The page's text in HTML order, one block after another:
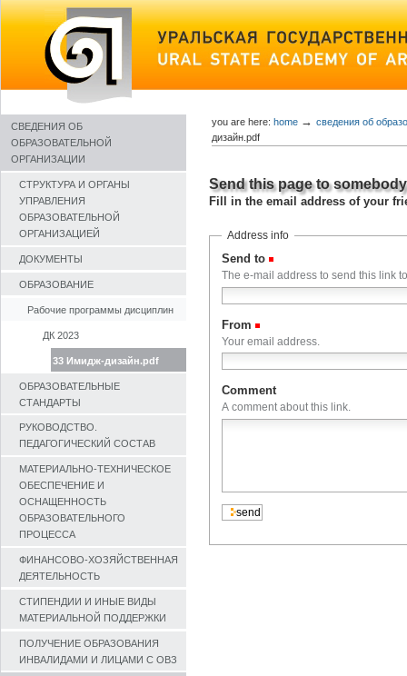
Skip
to
СВЕДЕНИЯ ОБ
ОБРАЗОВАТЕЛЬНОЙ
ОРГАНИЗАЦИИ
СТРУКТУРА И ОРГАНЫ
УПРАВЛЕНИЯ
ОБРАЗОВАТЕЛЬНОЙ
ОРГАНИЗАЦИЕЙ
ДОКУМЕНТЫ
ОБРАЗОВАНИЕ
Рабочие программы дисциплин
ДК 2023
33 Имидж-дизайн.pdf
ОБРАЗОВАТЕЛЬНЫЕ
СТАНДАРТЫ
РУКОВОДСТВО.
ПЕДАГОГИЧЕСКИЙ СОСТАВ
МАТЕРИАЛЬНО-ТЕХНИЧЕСКОЕ
ОБЕСПЕЧЕНИЕ И
ОСНАЩЕННОСТЬ
ОБРАЗОВАТЕЛЬНОГО
ПРОЦЕССА
ФИНАНСОВО-ХОЗЯЙСТВЕННАЯ
ДЕЯТЕЛЬНОСТЬ
СТИПЕНДИИ И ИНЫЕ ВИДЫ
МАТЕРИАЛЬНОЙ ПОДДЕРЖКИ
ПОЛУЧЕНИЕ ОБРАЗОВАНИЯ
ИНВАЛИДАМИ И ЛИЦАМИ С ОВЗ
you are here: home → сведения об
дизайн.pdf
Send this page to somebody
Fill in the email address of your
Address info
Send to
The e-mail address to send this link
From
Your email address.
Comment
A comment about this link.